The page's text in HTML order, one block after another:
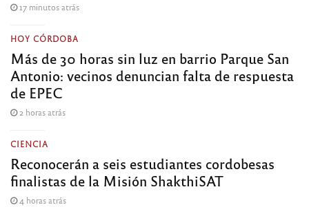
17 minutos atrás
HOY CÓRDOBA
Más de 30 horas sin luz en barrio Parque San
Antonio: vecinos denuncian falta de respuesta
de EPEC
2 horas atrás
CIENCIA
Reconocerán a seis estudiantes cordobesas
finalistas de la Misión ShakthiSAT
4 horas atrás